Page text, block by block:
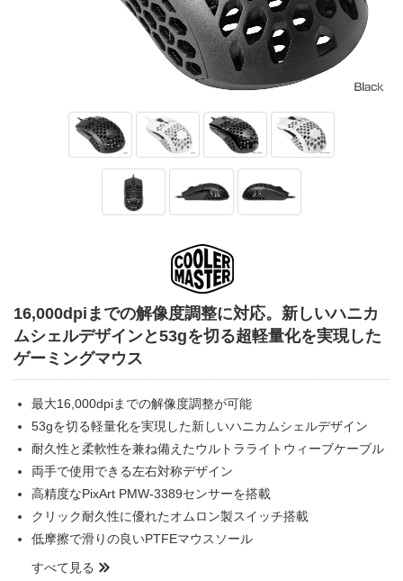
16,000dpiまでの解像度調整に対応。新しいハニカ
ムシェルデザインと53gを切る超軽量化を実現した
ゲーミングマウス
最大16,000dpiまでの解像度調整が可能
53gを切る軽量化を実現した新しいハニカムシェルデザイン
耐久性と柔軟性を兼ね備えたウルトラライトウィーブケーブル
両手で使用できる左右対称デザイン
高精度なPixArt PMW-3389センサーを搭載
クリック耐久性に優れたオムロン製スイッチ搭載
低摩擦で滑りの良いPTFEマウスソール
すべて見る